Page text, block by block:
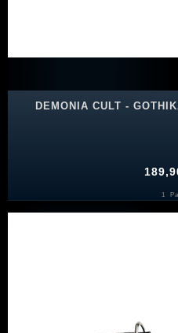
DEMONIA CULT -
1